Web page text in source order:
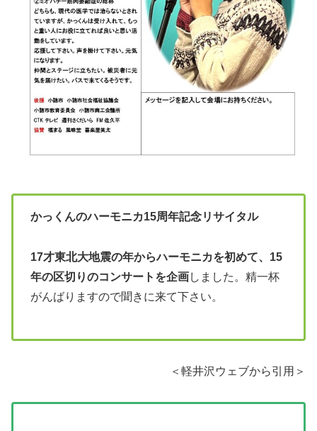
かっくんのハーモニカ15周年記念リサイタル
17才東北大地震の年からハーモニカを初めて、15
年の区切りのコンサートを企画しました。精一杯
がんばりますので聞きに来て下さい。
＜軽井沢ウェブから引用＞